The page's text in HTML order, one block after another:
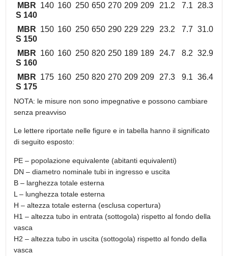
MBR
S 140
140 160 250 650 270 209 209 21.2 7.1 28.3
MBR
S 150
150 160 250 650 290 229 229 23.2 7.7 31.0
MBR
S 160
160 160 250 820 250 189 189 24.7 8.2 32.9
MBR
S 175
175 160 250 820 270 209 209 27.3 9.1 36.4
NOTA: le misure non sono impegnative e possono cambiare
senza preavviso
Le lettere riportate nelle figure e in tabella hanno il significato
di seguito esposto:
PE – popolazione equivalente (abitanti equivalenti)
DN – diametro nominale tubi in ingresso e uscita
B – larghezza totale esterna
L – lunghezza totale esterna
H – altezza totale esterna (esclusa copertura)
H1 – altezza tubo in entrata (sottogola) rispetto al fondo della
vasca
H2 – altezza tubo in uscita (sottogola) rispetto al fondo della
vasca